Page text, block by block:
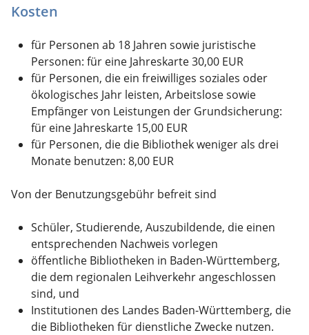
Kosten
für Personen ab 18 Jahren sowie juristische
Personen: für eine Jahreskarte 30,00 EUR
für Personen, die ein freiwilliges soziales oder
ökologisches Jahr leisten, Arbeitslose sowie
Empfänger von Leistungen der Grundsicherung:
für eine Jahreskarte 15,00 EUR
für Personen, die die Bibliothek weniger als drei
Monate benutzen: 8,00 EUR
Von der Benutzungsgebühr befreit sind
Schüler, Studierende, Auszubildende, die einen
entsprechenden Nachweis vorlegen
öffentliche Bibliotheken in Baden-Württemberg,
die dem regionalen Leihverkehr angeschlossen
sind, und
Institutionen des Landes Baden-Württemberg, die
die Bibliotheken für dienstliche Zwecke nutzen.